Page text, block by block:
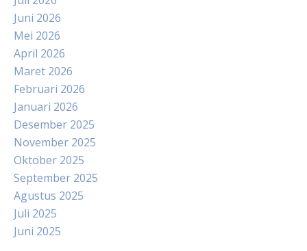
Juni 2026
Mei 2026
April 2026
Maret 2026
Februari 2026
Januari 2026
Desember 2025
November 2025
Oktober 2025
September 2025
Agustus 2025
Juli 2025
Juni 2025